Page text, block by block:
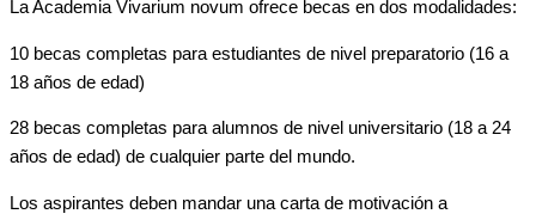
La Academia Vivarium novum ofrece becas en dos modalidades:
10 becas completas para estudiantes de nivel preparatorio (16 a
18 años de edad)
28 becas completas para alumnos de nivel universitario (18 a 24
años de edad) de cualquier parte del mundo.
Los aspirantes deben mandar una carta de motivación a